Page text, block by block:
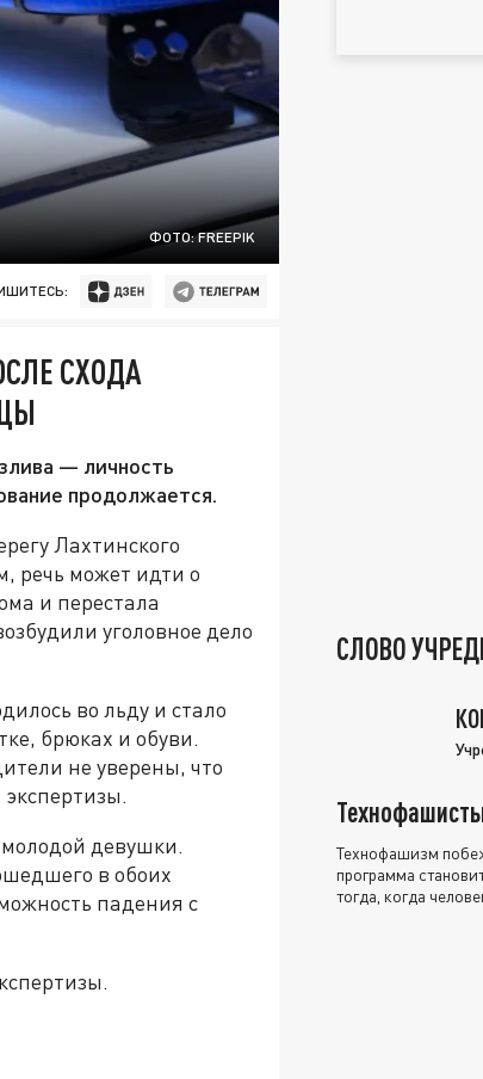
ФОТО: FREEPIK
СХОДА
— личность
продолжается.
Лахтинского
речь может идти о
и перестала
уголовное дело
во льду и стало
брюках и обуви.
не уверены, что
девушки.
в обоих
падения с
СЛОВО
Технофашизм
программа
тогда, когда